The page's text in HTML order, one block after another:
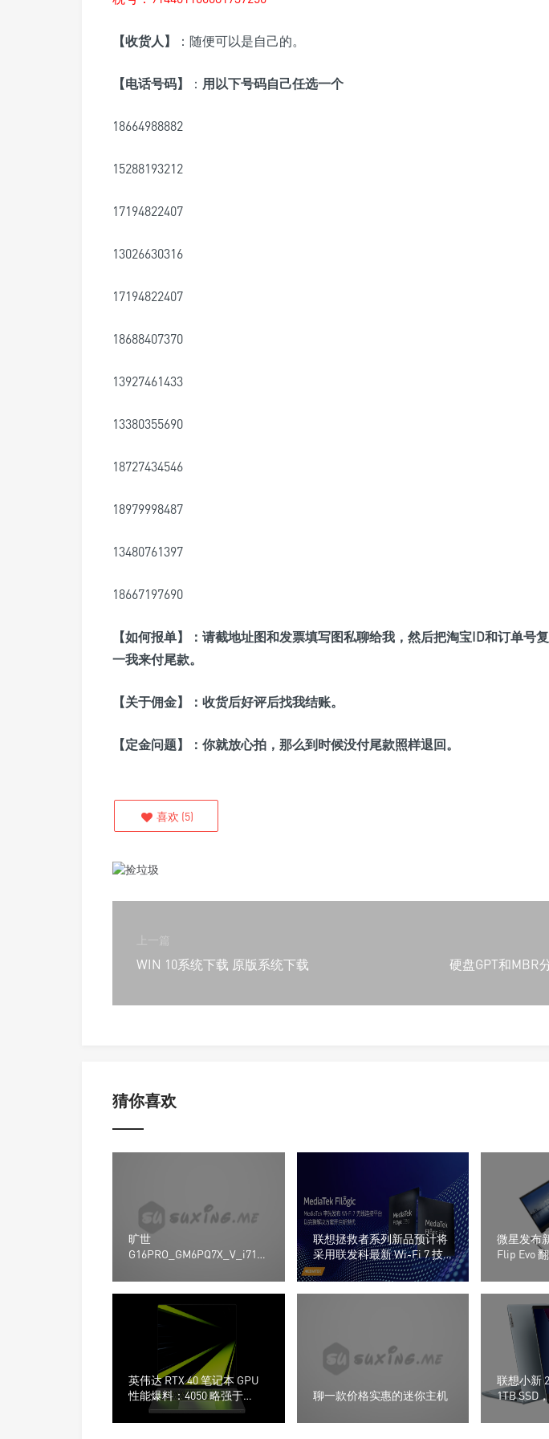
【收货人】 ：随便可以是自己的。
【电话号码】 ： 用以下号码自己任选一个
18664988882
15288193212
17194822407
13026630316
17194822407
18688407370
13927461433
13380355690
18727434546
18979998487
13480761397
18667197690
【如何报单】：请截地址图和发票填写图私聊给我，然后把淘宝ID和订单号
一我来付尾款。
【关于佣金】：收货后好评后找我结账。
【定金问题】：你就放心拍，那么到时候没付尾款照样退回。
喜欢 (5)
上一篇
WIN 10系统下载 原版系统下载 硬盘GPT和MBR
猜你喜欢
旷世
G16PRO_GM6PQ7X_V_i712800hx_rtx4060_
联想拯救者系列新品预计将
采用联发科最新 Wi-Fi 7 技
术
微星发布
Flip Evo
英伟达 RTX 40 笔记本 GPU
性能爆料：4050 略强于
3060，4060 接近 3070
聊一款价格实惠的迷你主机
联想小新
1TB SSD